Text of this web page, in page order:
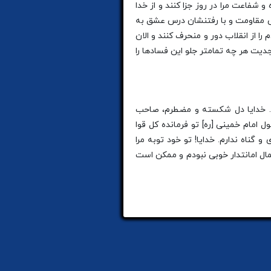
مرا در روز جزا کنند و از خدا
مقاومت و با رفتنشان درس عشق به
از انقلاب دور و منحرف کنند و الان
هر چه تمامتر جلو این فسادها را
خدایا دل شکسته و مضطرم، صاحب
امام خمینی [ره] تو فرمانده کل قوا
گناه ندارم. خدایا! تو خود توبه مرا
امانتدار خوبی نبودم و ممکن است